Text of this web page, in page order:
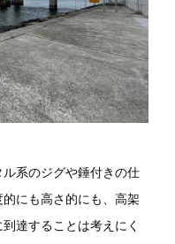
系のジグや錘付きの仕
にも高さ的にも、高架
達することは考えにく